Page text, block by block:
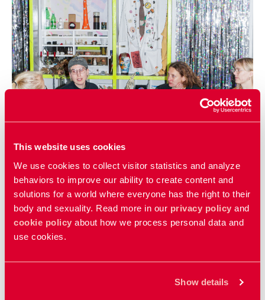
This website uses cookies
We use cookies to collect visitor statistics and analyze
behaviors to improve our ability to create content and
solutions for a world where everyone has the right to their
body and sexuality. Read more in our privacy policy and
cookie policy about how we process personal data and
use cookies.
Show details
Redan på gymnasiet gillade Bonnie Dahlström att
lära ut, till exempel som läxhjälpare. – Folk säger
att man ska välja ett yrke inom något man är bra